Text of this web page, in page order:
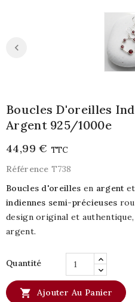
Boucles D'oreilles
Argent 925/1000e
44,99 € TTC
Référence T738
Boucles d'oreilles en argentet
indiennes semi-précieuses
design original et
argent.
Quantité
 Ajouter Au Panier